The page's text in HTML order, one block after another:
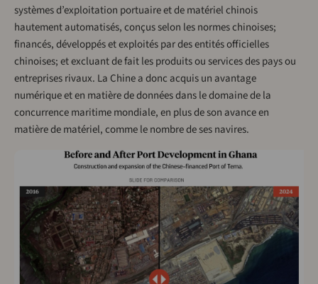
systèmes d’exploitation portuaire et de matériel chinois
hautement automatisés, conçus selon les normes chinoises;
financés, développés et exploités par des entités officielles
chinoises; et excluant de fait les produits ou services des pays ou
entreprises rivaux. La Chine a donc acquis un avantage
numérique et en matière de données dans le domaine de la
concurrence maritime mondiale, en plus de son avance en
matière de matériel, comme le nombre de ses navires.